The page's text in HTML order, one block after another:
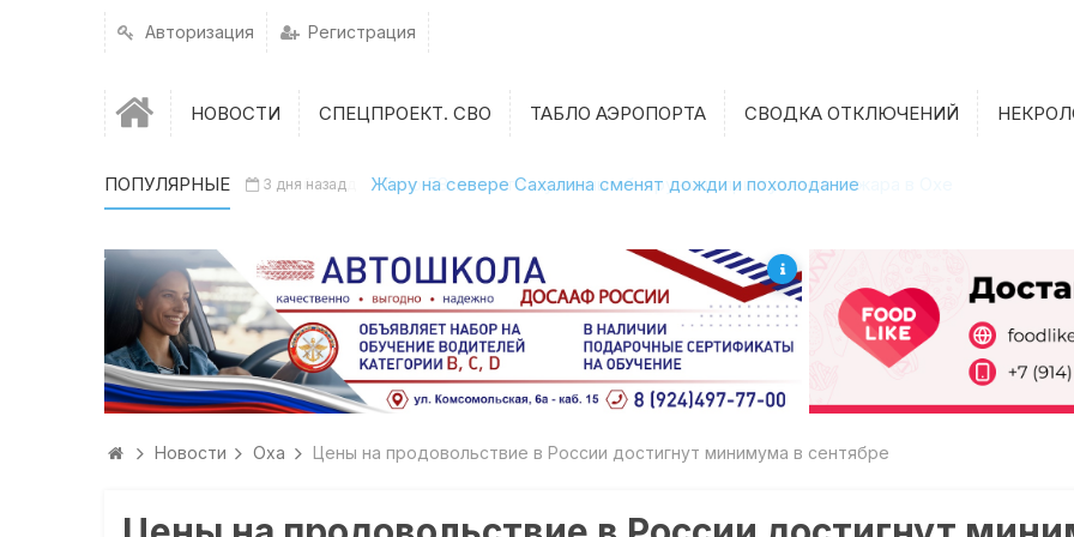
Авторизация Регистрация
НОВОСТИ СПЕЦПРОЕКТ. СВО ТАБЛО АЭРОПОРТА СВОДКА ОТКЛЮЧЕНИЙ
ПОПУЛЯРНЫЕ 3 дня назад Жару на севере Сахалина сменят дожди и похолодание
Новости Оха Цены на продовольствие в России достигнут минимума в сентябре